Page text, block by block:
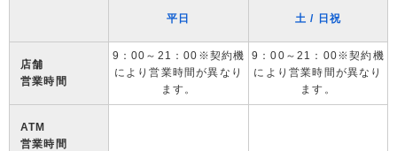
平日 土 / 日祝
店舗
営業時間
9：00～21：00※契約機
により営業時間が異なり
ます。
9：00～21：00※契約機
により営業時間が異なり
ます。
ATM
営業時間